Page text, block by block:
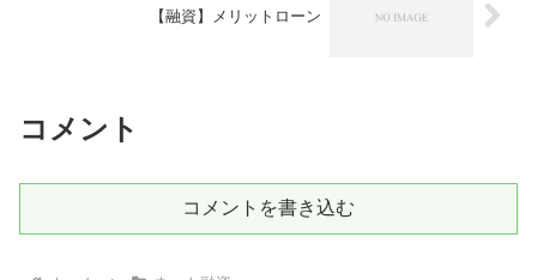
【融資】メリットローン
コメント
コメントを書き込む